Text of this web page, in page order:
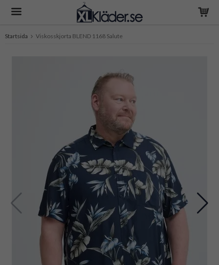
Startsida Viskosskjorta BLEND 1168 Salute